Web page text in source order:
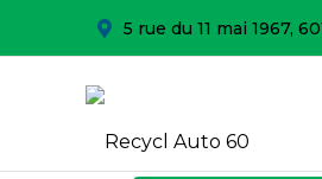
5 rue du 11 mai 1967,